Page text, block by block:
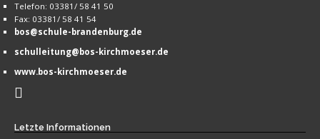
Telefon: 03381/ 58 41 50
Fax: 03381/ 58 41 54
bos@schule-brandenburg.de
schulleitung@bos-kirchmoeser.de
www.bos-kirchmoeser.de
Letzte Informationen